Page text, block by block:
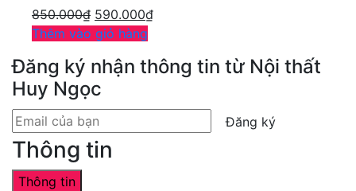
850.000₫ 590.000₫
Thêm vào giỏ hàng
Đăng ký nhận thông tin từ Nội thất
Huy Ngọc
Đăng ký
Thông tin
Thông tin